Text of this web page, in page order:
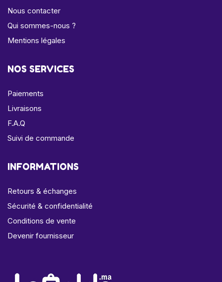
Nous contacter
Qui sommes-nous ?
Mentions légales
NOS SERVICES
Paiements
Livraisons
F.A.Q
Suivi de commande
INFORMATIONS
Retours & échanges
Sécurité & confidentialité
Conditions de vente
Devenir fournisseur